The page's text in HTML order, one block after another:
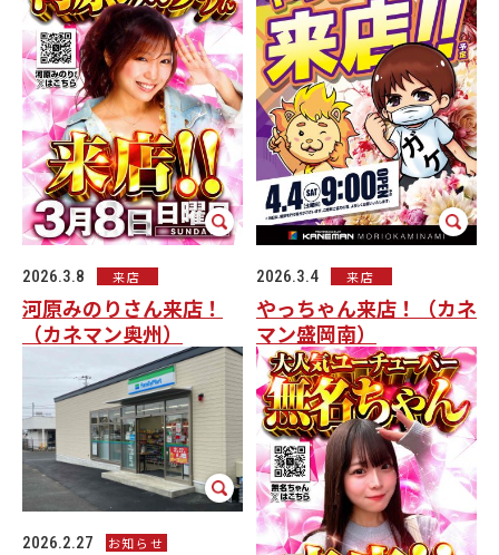
2026.3.8 来店
河原みのりさん来店！
（カネマン奥州）
2026.3.4 来店
やっちゃん来店！（カネ
マン盛岡南）
2026.2.27 お知らせ